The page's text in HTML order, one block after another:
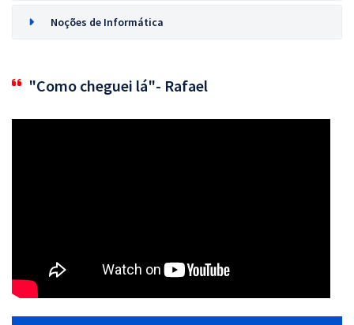
Noções de Informática
"Como cheguei lá"- Rafael